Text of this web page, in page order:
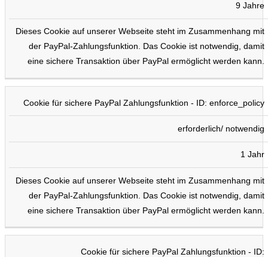
9 Jahre
Dieses Cookie auf unserer Webseite steht im Zusammenhang mit
der PayPal-Zahlungsfunktion. Das Cookie ist notwendig, damit
eine sichere Transaktion über PayPal ermöglicht werden kann.
Cookie für sichere PayPal Zahlungsfunktion - ID: enforce_policy
erforderlich/ notwendig
1 Jahr
Dieses Cookie auf unserer Webseite steht im Zusammenhang mit
der PayPal-Zahlungsfunktion. Das Cookie ist notwendig, damit
eine sichere Transaktion über PayPal ermöglicht werden kann.
Cookie für sichere PayPal Zahlungsfunktion - ID: